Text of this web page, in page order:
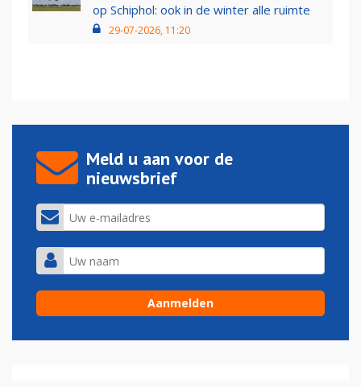
op Schiphol: ook in de winter alle ruimte
29-07-2026, 11:20
Meld u aan voor de
nieuwsbrief